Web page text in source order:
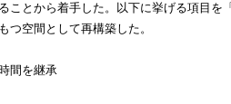
ことから着手した。以下に挙げる項目を
空間として再構築した。
間を継承